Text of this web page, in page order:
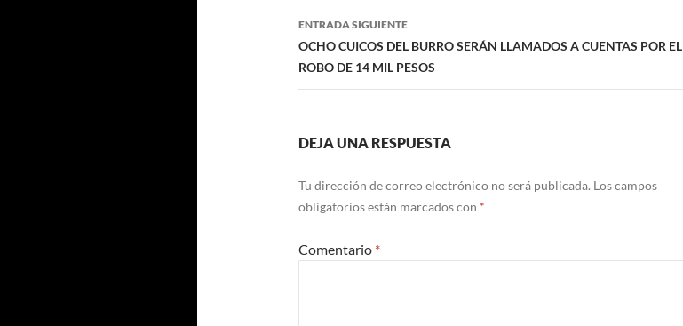
ENTRADA SIGUIENTE
OCHO CUICOS DEL BURRO SERÁN LLAMADOS A CUENTAS POR EL
ROBO DE 14 MIL PESOS
DEJA UNA RESPUESTA
Tu dirección de correo electrónico no será publicada. Los campos
obligatorios están marcados con *
Comentario *